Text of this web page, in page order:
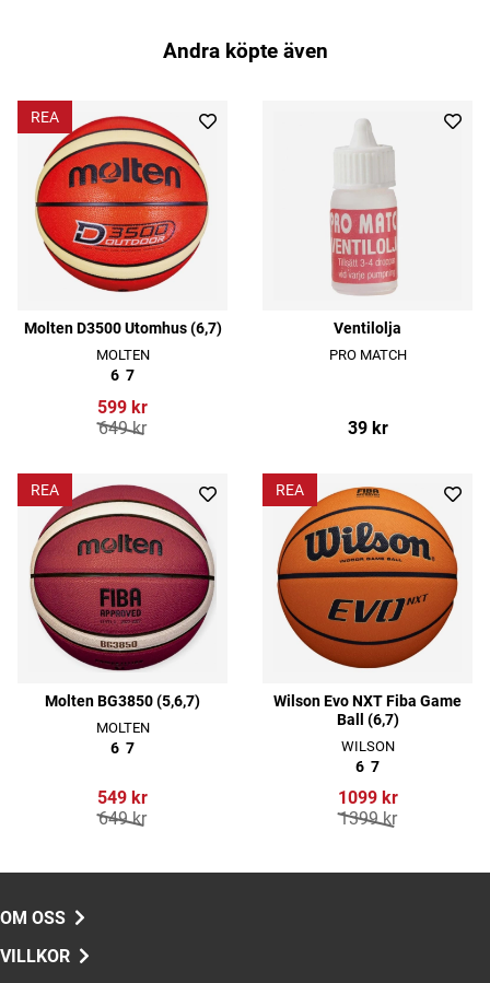
Andra köpte även
REA
Molten D3500 Utomhus (6,7)
MOLTEN
6 7
599 kr
649 kr
Ventilolja
PRO MATCH
39 kr
REA
Molten BG3850 (5,6,7)
MOLTEN
6 7
549 kr
649 kr
REA
Wilson Evo NXT Fiba Game
Ball (6,7)
WILSON
6 7
1099 kr
1399 kr
OM OSS
VILLKOR